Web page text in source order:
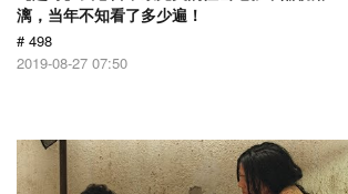
漓，当年不知看了多少遍！
# 498
2019-08-27 07:50